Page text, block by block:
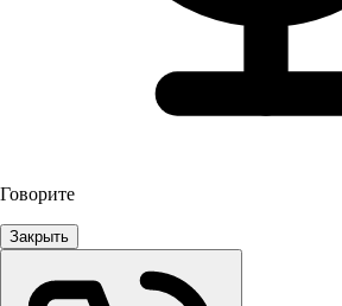
Говорите
Закрыть